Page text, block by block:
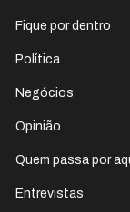
Fique por dentro
Política
Negócios
Opinião
Quem passa por
Entrevistas